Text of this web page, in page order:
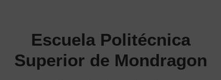
Escuela Politécnica
Superior de Mondragon